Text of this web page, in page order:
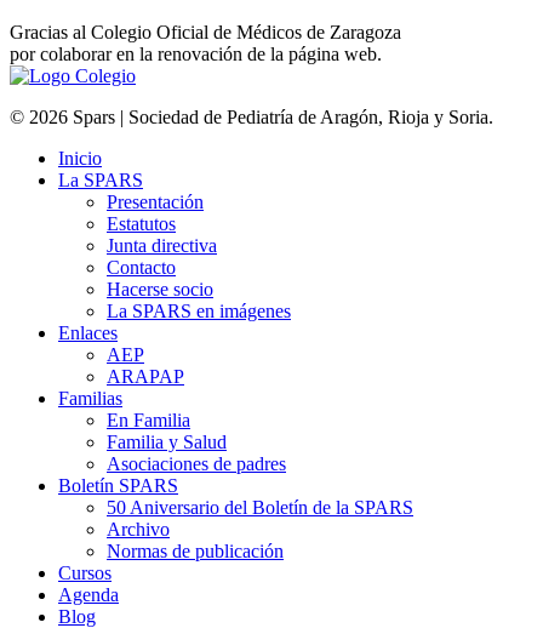
Gracias al Colegio Oficial de Médicos de Zaragoza
por colaborar en la renovación de la página web.
© 2026 Spars | Sociedad de Pediatría de Aragón, Rioja y Soria.
Inicio
La SPARS
Presentación
Estatutos
Junta directiva
Contacto
Hacerse socio
La SPARS en imágenes
Enlaces
AEP
ARAPAP
Familias
En Familia
Familia y Salud
Asociaciones de padres
Boletín SPARS
50 Aniversario del Boletín de la SPARS
Archivo
Normas de publicación
Cursos
Agenda
Blog